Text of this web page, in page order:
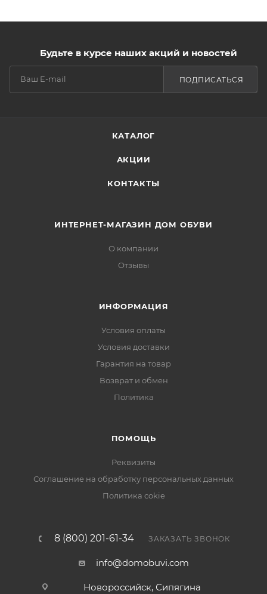
Будьте в курсе наших акций и новостей
ПОДПИСАТЬСЯ
КАТАЛОГ
АКЦИИ
КОНТАКТЫ
ИНТЕРНЕТ-МАГАЗИН ДОМ ОБУВИ
О компании
Отзывы
ИНФОРМАЦИЯ
Условия оплаты
Условия доставки
Гарантия на товар
Возврат и обмен
Политика
ПОМОЩЬ
Реквизиты
Соглашение на обработку персональных данных
Политика cokie
8 (800) 201-61-34 ЗАКАЗАТЬ ЗВОНОК
info@domobuvi.com
Новороссийск, Сипягина